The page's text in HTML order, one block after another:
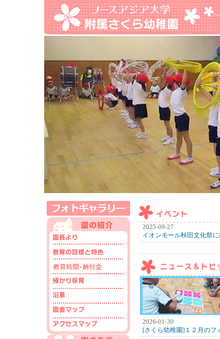
2025-09-27
イオンモール秋田文化祭
2026-01-30
[さくら幼稚園]１２月のフ